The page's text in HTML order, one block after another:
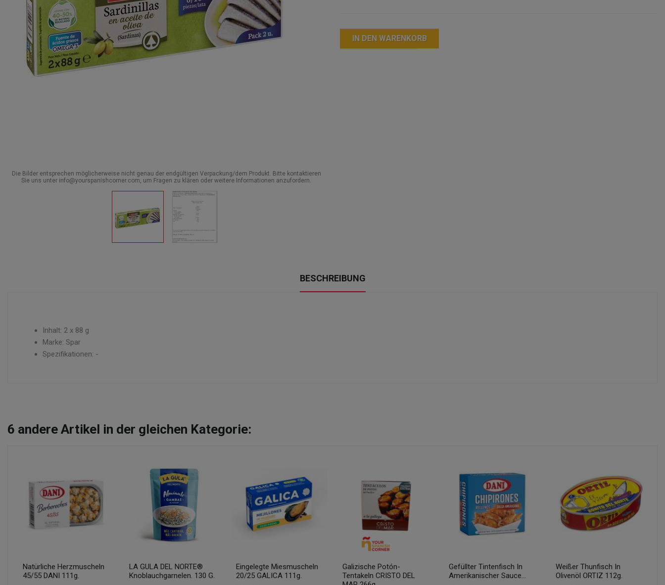
Die Bilder entsprechen möglicherweise nicht genau der endgültigen Verpackung/dem Produkt. Bitte kontaktieren
Sie uns unter info@yourspanishcorner.com, um Fragen zu klären oder weitere Informationen anzufordern.
IN DEN WARENKORB
BESCHREIBUNG
Inhalt: 2 x 88 g
Marke: Spar
Spezifikationen: -
6 andere Artikel in der gleichen Kategorie:
Natürliche Herzmuscheln
45/55 DANI 111g.
LA GULA DEL NORTE®
Knoblauchgarnelen. 130 G.
Eingelegte Miesmuscheln
20/25 GALICA 111g.
Galizische Potón-
Tentakeln CRISTO DEL
Gefüllter Tintenfisch In
Amerikanischer Sauce...
Weißer Thunfisch In
Olivenöl ORTIZ 112g.